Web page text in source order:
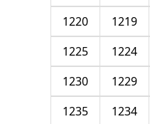
1219
1220
1224
1225
1229
1230
1234
1235